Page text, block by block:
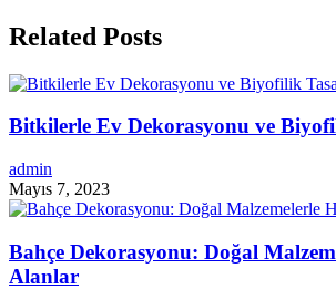
Related Posts
Bitkilerle Ev Dekorasyonu ve
admin
Mayıs 7, 2023
Bahçe Dekorasyonu: Doğal
Alanlar